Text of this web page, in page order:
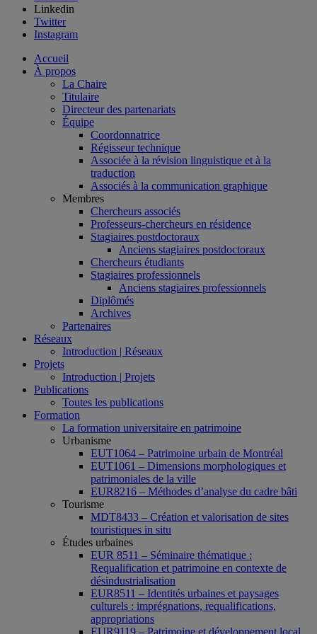
Linkedin
Twitter
Instagram
Accueil
À propos
La Chaire
Titulaire
Directeur des partenariats
Équipe
Coordonnatrice
Régisseur technique
Associée à la révision linguistique et à la
traduction
Associés à la communication graphique
Membres
Chercheurs associés
Professeurs-chercheurs en résidence
Stagiaires postdoctoraux
Anciens stagiaires postdoctoraux
Chercheurs étudiants
Stagiaires professionnels
Anciens stagiaires professionnels
Diplômés
Archives
Partenaires
Réseaux
Introduction | Réseaux
Projets
Introduction | Projets
Publications
Toutes les publications
Formation
La formation universitaire en patrimoine
Urbanisme
EUT1064 – Patrimoine urbain de Montréal
EUT1061 – Dimensions morphologiques et
patrimoniales de la ville
EUR8216 – Méthodes d’analyse du cadre bâti
Tourisme
MDT8433 – Création et valorisation de sites
touristiques in situ
Études urbaines
EUR 8511 – Séminaire thématique :
Requalification et patrimoine en contexte de
désindustrialisation
EUR8511 – Identités urbaines et paysages
culturels : imprégnations, requalifications,
appropriations
EUR9119 – Patrimoine et développement local